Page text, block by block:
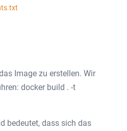
Image zu erstellen. Wir
docker build . -t
bedeutet, dass sich das